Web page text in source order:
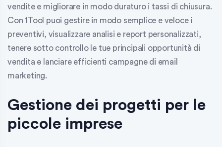
vendite e migliorare in modo duraturo i tassi di chiusura.
Con 1Tool puoi gestire in modo semplice e veloce i
preventivi, visualizzare analisi e report personalizzati,
tenere sotto controllo le tue principali opportunità di
vendita e lanciare efficienti campagne di email
marketing.
Gestione dei progetti per le
piccole imprese